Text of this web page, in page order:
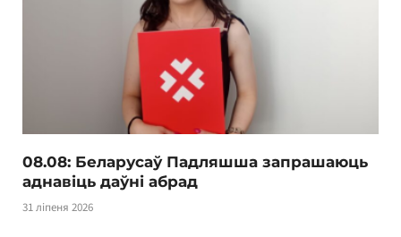
08.08: Беларусаў Падляшша запрашаюць
аднавіць даўні абрад
31 ліпеня 2026